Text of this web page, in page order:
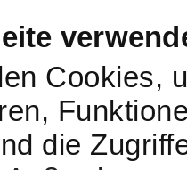
Cookies,
die